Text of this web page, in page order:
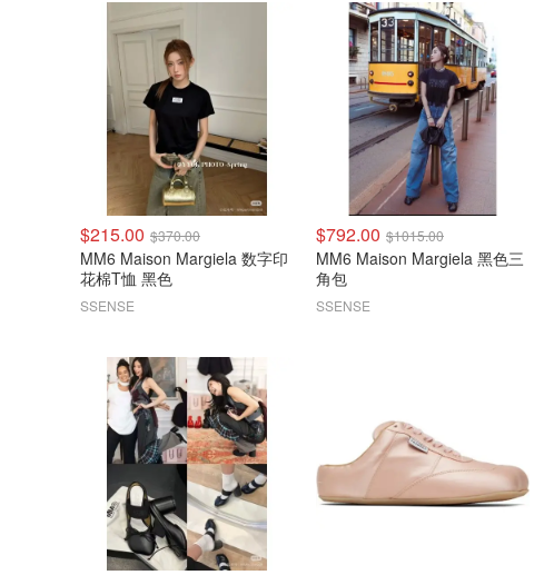
$215.00 $370.00
MM6 Maison Margiela 数字印
花棉T恤 黑色
SSENSE
$792.00 $1015.00
MM6 Maison Margiela 黑色三
角包
SSENSE